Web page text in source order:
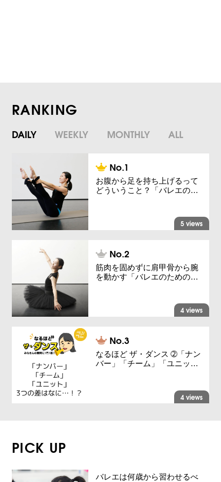
RANKING
DAILY WEEKLY MONTHLY ALL
お腹から足を持ち上げるって
どういうこと？「バレエの…
5 views
筋肉を固めずに肩甲骨から腕
を動かす「バレエのための…
4 views
なるほど ザ・ダンス ➁「ナン
バー」「チーム」「ユニッ…
4 views
PICK UP
バレエは何歳から習わせるべ